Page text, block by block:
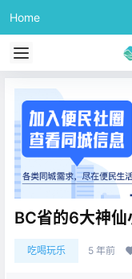
Home
BC省的6大神
吃喝玩乐 5 年前